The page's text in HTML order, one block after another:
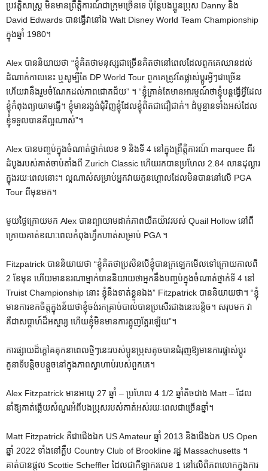
ប្រវត្តិសាស្ត្រ មិនមានព្រឹត្តិការណ៍ជាក្រុមច្រើនទេ ប៉ុន្តែបងប្អូនប្រុស Danny និង
David Edwards បានធ្វើវានៅឯ Walt Disney World Team Championship
ក្នុងឆ្នាំ 1980។
Alex បាននិយាយថា “ខ្ញុំគិតថាមនុស្សជាច្រើនគិតថានៅពេលដែលពួកគេឈានដល់
ដំណាក់កាលនេះ ឬសូម្បីតែ DP World Tour ពួកគេត្រូវតែផ្លាស់ប្តូរអ្វីៗជាច្រើន
ហើយវានឹងរួមចំណែកដល់ភាពជោគជ័យ” ។ “ខ្ញុំគ្រាន់តែមានអារម្មណ៍ថាខ្ញុំបន្តធ្វើអ្វីដែល
ខ្ញុំកំពុងព្យាយាមធ្វើ។ ខ្ញុំមានរង្វង់ជុំវិញខ្ញុំដែលខ្ញុំពិតជាជឿជាក់។ ដំបូន្មានទាំងអស់ដែល
ខ្ញុំទទួលបានគឺល្អណាស់”។
Alex បានបញ្ចប់ក្នុងចំណាត់ថ្នាក់លេខ 9 និងទី 4 នៅក្នុងព្រឹត្តិការណ៍ marquee ពីរ
ដំបូងរបស់គាត់ចាប់តាំងពី Zurich Classic ហើយរកបានប្រហែល 2.84 លានដុល្លារ
ក្នុងរយៈពេលនោះ។ ល្អណាស់សម្រាប់អ្នកវាយកូនហ្គោលដែលមិនបាននៅលើ PGA
Tour ពីមុនមក។
មួយថ្ងៃក្រោយមក Alex បានព្យាយាមដាក់ភាពយឺតយ៉ាវរបស់ Quail Hollow នៅពី
ក្រោយគាត់ខណៈពេលកំពុងហ្វឹកហាត់សម្រាប់ PGA ។
Fitzpatrick បាននិយាយថា “ខ្ញុំគិតថាប្រសិនបើខ្ញុំបានក្រឡេកមើលទៅក្រោយកាលពី
2 ខែមុន ហើយមាននរណាម្នាក់បាននិយាយថាអ្នកនឹងបញ្ចប់ក្នុងចំណាត់ថ្នាក់ទី 4 នៅ
Truist Championship នោះ ខ្ញុំនឹងទាត់ខ្លួនឯង” Fitzpatrick បាននិយាយថា។ “ខ្ញុំ
មានការខកចិត្តក្នុងន័យថាខ្ញុំចង់រកគ្រាប់បាល់បានប្រសើរជាងនេះបន្តិច។ សរុបមក វា
គឺជាសប្តាហ៍ដ៏អស្ចារ្យ ហើយខ្ញុំមិនមានការត្អូញត្អែរឡើយ”។
ការផ្សាយដ៏ក្តៅគគុកនាពេលថ្មីៗនេះរបស់ប្អូនប្រុសតូចបានជំរុញឱ្យមានការផ្លាស់ប្តូរ
តួនាទីបន្តិចបន្តួចនៅក្នុងភាពស្វាហាប់របស់ពួកគេ។
Alex Fitzpatrick មានអាយុ 27 ឆ្នាំ – ប្រហែល 4 1/2 ឆ្នាំតិចជាង Matt – ដែល
នាំឱ្យគាត់ឆ្លើយសំណួរអំពីបងប្រុសរបស់គាត់អស់រយៈពេលជាច្រើនឆ្នាំ។
Matt Fitzpatrick គឺជាជើងឯក US Amateur ឆ្នាំ 2013 និងជើងឯក US Open
ឆ្នាំ 2022 ទាំងនៅក្លឹប Country Club of Brookline រដ្ឋ Massachusetts ។
គាត់បានផ្តួល Scottie Scheffler ដែលជាកីឡាករលេខ 1 នៅលើពិភពលោកក្នុងការ